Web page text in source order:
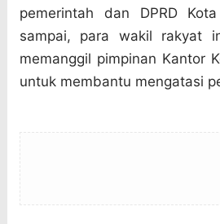
pemerintah dan DPRD
sampai, para wakil rakyat
memanggil pimpinan Kantor
untuk membantu mengatasi